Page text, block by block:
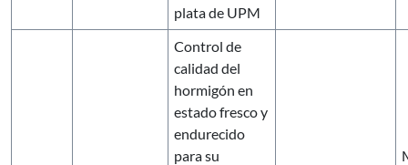
plata de UPM
Control de
calidad del
hormigón en
estado fresco y
endurecido
para su